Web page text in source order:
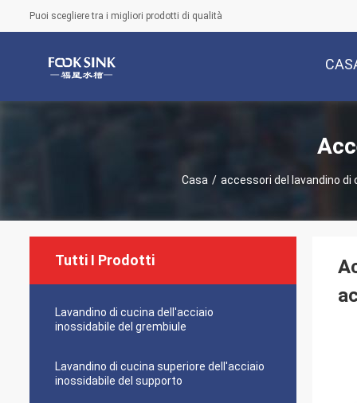
Puoi scegliere tra i migliori prodotti di qualità
Casa / accessori del lavandino di
Tutti I Prodotti
Lavandino di cucina dell'acciaio
inossidabile del grembiule
Lavandino di cucina superiore dell'acciaio
inossidabile del supporto